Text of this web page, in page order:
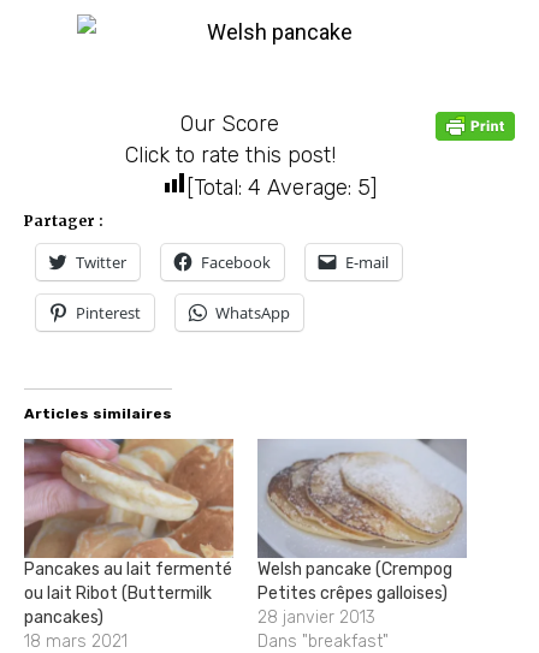
Our Score
Click to rate this post!
[Total: 4 Average: 5]
Partager :
Twitter Facebook E-mail
Pinterest WhatsApp
Articles similaires
Pancakes au lait fermenté
ou lait Ribot (Buttermilk
pancakes)
18 mars 2021
Welsh pancake (Crempog
Petites crêpes galloises)
28 janvier 2013
Dans "breakfast"